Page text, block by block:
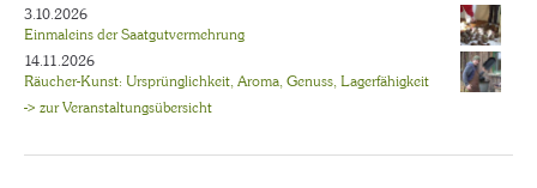
3.10.2026
Einmaleins der Saatgutvermehrung
14.11.2026
Räucher-Kunst: Ursprünglichkeit, Aroma, Genuss, Lagerfähigkeit
-> zur Veranstaltungsübersicht